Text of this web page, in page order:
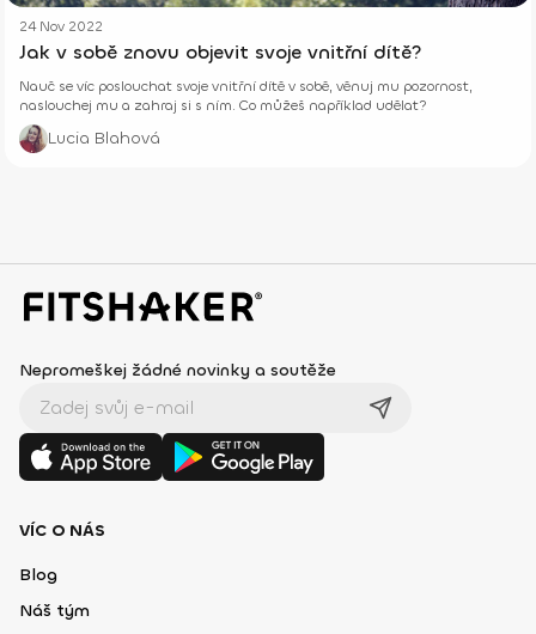
24 Nov 2022
Jak v sobě znovu objevit svoje vnitřní dítě?
Nauč se víc poslouchat svoje vnitřní dítě v sobě, věnuj mu pozornost,
naslouchej mu a zahraj si s ním. Co můžeš například udělat?
Lucia Blahová
Nepromeškej žádné novinky a soutěže
VÍC O NÁS
Blog
Náš tým